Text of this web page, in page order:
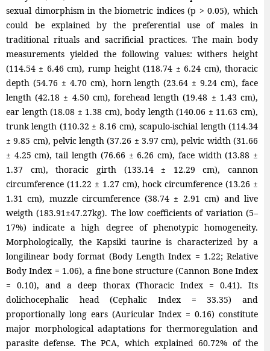
sexual dimorphism in the biometric indices (p > 0.05), which
could be explained by the preferential use of males in
traditional rituals and sacrificial practices. The main body
measurements yielded the following values: withers height
(114.54 ± 6.46 cm), rump height (118.74 ± 6.24 cm), thoracic
depth (54.76 ± 4.70 cm), horn length (23.64 ± 9.24 cm), face
length (42.18 ± 4.50 cm), forehead length (19.48 ± 1.43 cm),
ear length (18.08 ± 1.38 cm), body length (140.06 ± 11.63 cm),
trunk length (110.32 ± 8.16 cm), scapulo-ischial length (114.34
± 9.85 cm), pelvic length (37.26 ± 3.97 cm), pelvic width (31.66
± 4.25 cm), tail length (76.66 ± 6.26 cm), face width (13.88 ±
1.37 cm), thoracic girth (133.14 ± 12.29 cm), cannon
circumference (11.22 ± 1.27 cm), hock circumference (13.26 ±
1.31 cm), muzzle circumference (38.74 ± 2.91 cm) and live
weigth (183.91±47.27kg). The low coefficients of variation (5–
17%) indicate a high degree of phenotypic homogeneity.
Morphologically, the Kapsiki taurine is characterized by a
longilinear body format (Body Length Index = 1.22; Relative
Body Index = 1.06), a fine bone structure (Cannon Bone Index
= 0.10), and a deep thorax (Thoracic Index = 0.41). Its
dolichocephalic head (Cephalic Index = 33.35) and
proportionally long ears (Auricular Index = 0.16) constitute
major morphological adaptations for thermoregulation and
parasite defense. The PCA, which explained 60.72% of the